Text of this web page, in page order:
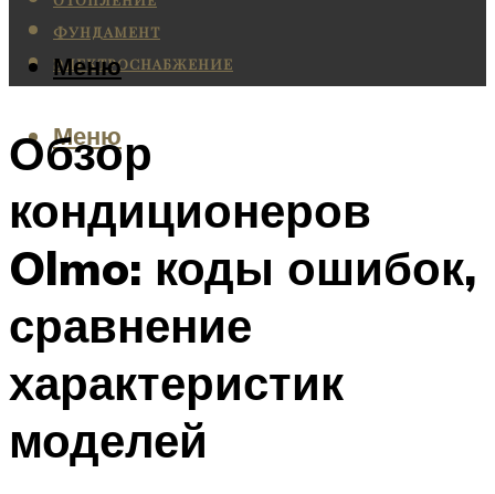
ФУНДАМЕНТ
ЭЛЕКТРОСНАБЖЕНИЕ
Меню
Меню
Обзор
кондиционеров
Olmo: коды ошибок,
сравнение
характеристик
моделей